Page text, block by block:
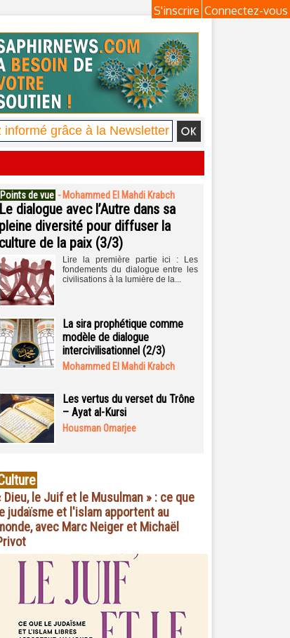
Connectez-vous
S'inscrire
Points de vue - Mohammed El Mahdi Krabch
Le dialogue avec l’Autre dans sa
pleine diversité pour diffuser la
culture de la paix (3/3)
Lire la première partie ici : Les
fondements du dialogue entre les
civilisations à la lumière de la...
La sira prophétique comme
modèle de dialogue
intercivilisationnel (2/3)
Mohammed El Mahdi Krabch
Les vertus du verset du Trône
– Ayat al-Kursi
Housman Omarjee
Dieu, le Juif et le Musulman » : ce que
le judaïsme et l'islam apportent au
avec Marc Neiger et Michaël